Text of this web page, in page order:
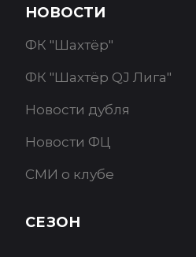
НОВОСТИ
ФК "Шахтёр"
ФК "Шахтёр QJ Лига"
Новости дубля
Новости ФЦ
СМИ о клубе
СЕЗОН